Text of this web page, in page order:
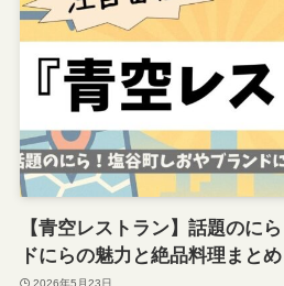
【青空レストラン】話題のに
ドにらの魅力と絶品料理まとめ
2026年5月23日